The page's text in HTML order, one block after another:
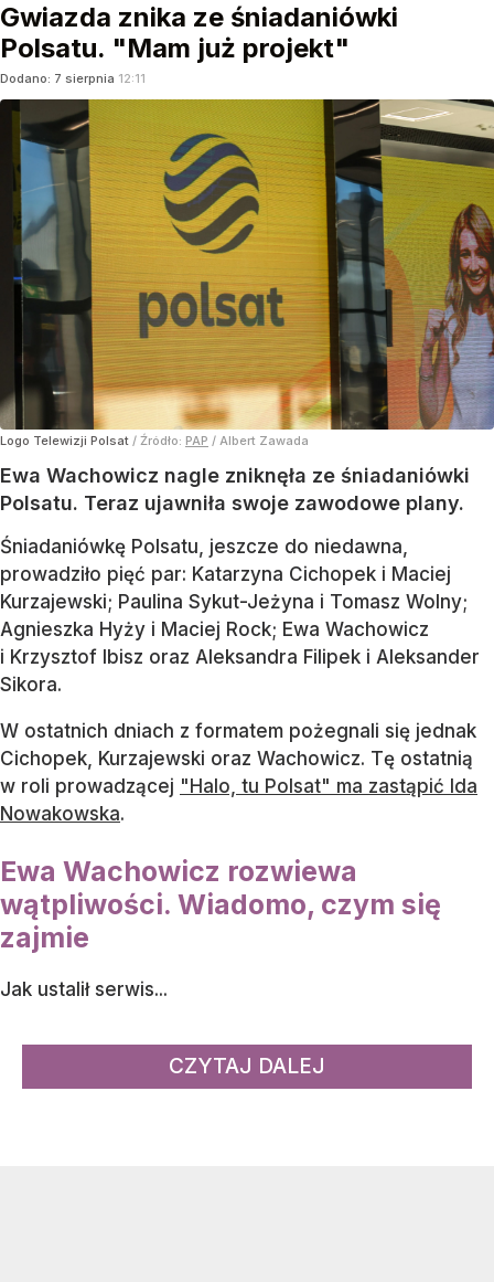
Gwiazda znika ze śniadaniówki
Polsatu. "Mam już projekt"
Dodano: 7 sierpnia 12:11
Logo Telewizji Polsat / Źródło: PAP / Albert Zawada
Ewa Wachowicz nagle zniknęła ze śniadaniówki
Polsatu. Teraz ujawniła swoje zawodowe plany.
Śniadaniówkę Polsatu, jeszcze do niedawna,
prowadziło pięć par: Katarzyna Cichopek i Maciej
Kurzajewski; Paulina Sykut-Jeżyna i Tomasz Wolny;
Agnieszka Hyży i Maciej Rock; Ewa Wachowicz
i Krzysztof Ibisz oraz Aleksandra Filipek i Aleksander
Sikora.
W ostatnich dniach z formatem pożegnali się jednak
Cichopek, Kurzajewski oraz Wachowicz. Tę ostatnią
w roli prowadzącej "Halo, tu Polsat" ma zastąpić Ida
Nowakowska.
Ewa Wachowicz rozwiewa
wątpliwości. Wiadomo, czym się
zajmie
Jak ustalił serwis...
CZYTAJ DALEJ